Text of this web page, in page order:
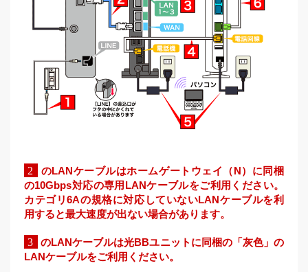
のLANケーブルはホームゲートウェイ（N）に同梱
の10Gbps対応の専用LANケーブルをご利用ください。
カテゴリ6Aの規格に対応していないLANケーブルを利
用すると最大速度が出ない場合があります。
のLANケーブルは光BBユニットに同梱の「灰色」の
LANケーブルをご利用ください。